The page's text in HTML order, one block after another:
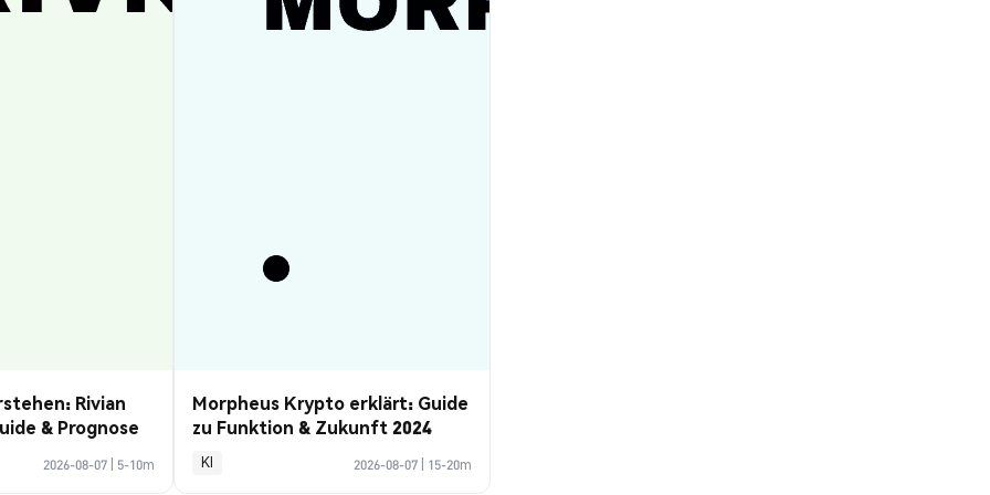
Rivian
& Prognose
2026-08-07 5-10m
Morpheus Krypto erklärt: Guide
zu Funktion & Zukunft 2024
KI 2026-08-07 15-20m